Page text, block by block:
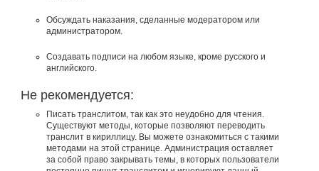
Обсуждать наказания, сделанные модератором или
администратором.
Создавать подписи на любом языке, кроме русского и
английского.
Не рекомендуется:
Писать транслитом, так как это неудобно для чтения.
Существуют методы, которые позволяют переводить
транслит в кириллицу. Вы можете ознакомиться с такими
методами на этой странице. Администрация оставляет
за собой право закрывать темы, в которых пользователи